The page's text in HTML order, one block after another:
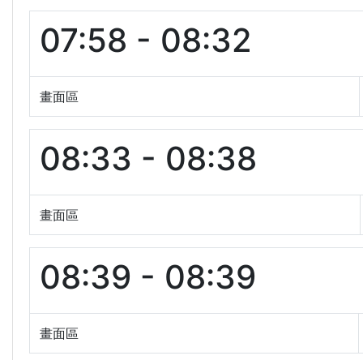
07:58 - 08:32
畫面區
08:33 - 08:38
畫面區
08:39 - 08:39
畫面區